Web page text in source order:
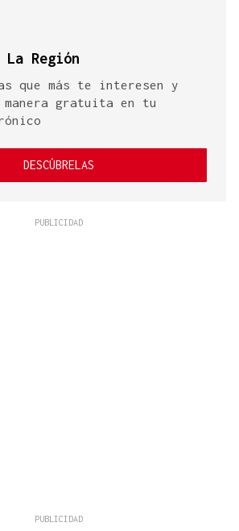
Región
que más te interesen y
gratuita en tu
DESCÚBRELAS